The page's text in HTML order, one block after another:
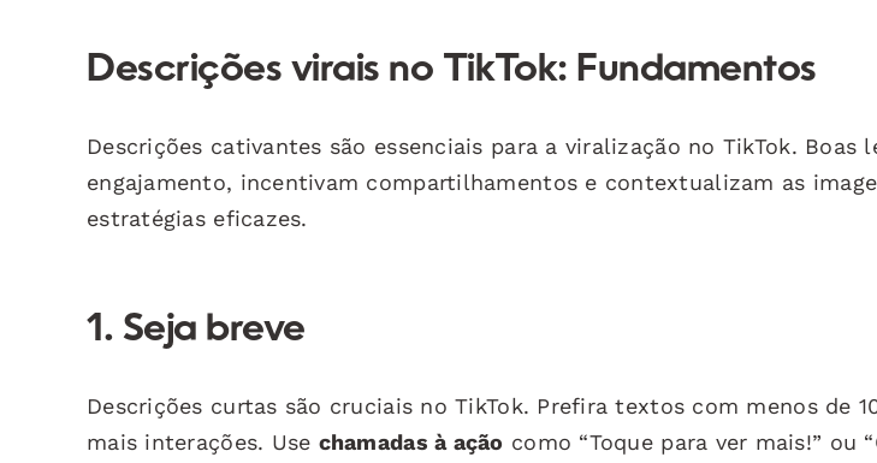
Descrições virais no TikTok: Fundamentos
Descrições cativantes são essenciais para a viralização no TikTok. Boas
engajamento, incentivam compartilhamentos e contextualizam as
estratégias eficazes.
1. Seja breve
Descrições curtas são cruciais no TikTok. Prefira textos com menos de
mais interações. Use chamadas à ação como “Toque para ver mais!” ou